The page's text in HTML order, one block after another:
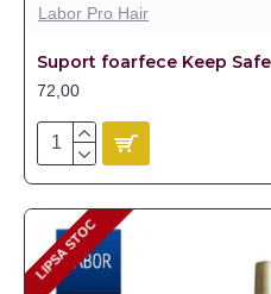
Labor Pro Hair
Suport foarfece Keep Safe
72,00
LIPSA STOC
LIPSA STOC